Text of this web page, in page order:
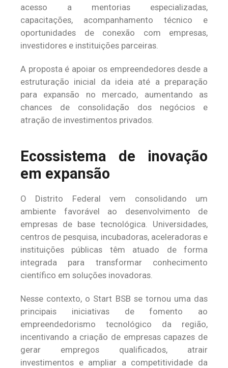
acesso a mentorias especializadas,
capacitações, acompanhamento técnico e
oportunidades de conexão com empresas,
investidores e instituições parceiras.
A proposta é apoiar os empreendedores desde a
estruturação inicial da ideia até a preparação
para expansão no mercado, aumentando as
chances de consolidação dos negócios e
atração de investimentos privados.
Ecossistema de inovação
em expansão
O Distrito Federal vem consolidando um
ambiente favorável ao desenvolvimento de
empresas de base tecnológica. Universidades,
centros de pesquisa, incubadoras, aceleradoras e
instituições públicas têm atuado de forma
integrada para transformar conhecimento
científico em soluções inovadoras.
Nesse contexto, o Start BSB se tornou uma das
principais iniciativas de fomento ao
empreendedorismo tecnológico da região,
incentivando a criação de empresas capazes de
gerar empregos qualificados, atrair
investimentos e ampliar a competitividade da